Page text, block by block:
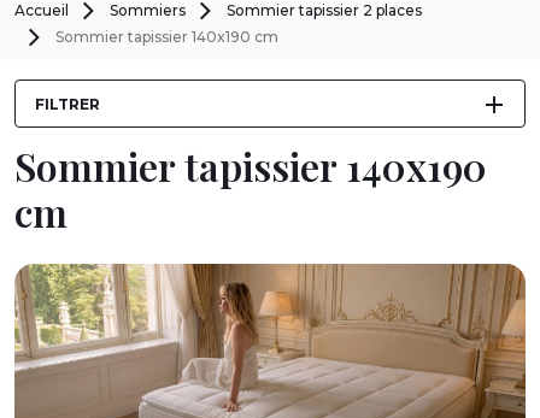
Accueil Sommiers
Sommier tapissier 2 places
Sommier tapissier 140x190 cm
FILTRER
Sommier tapissier 140x190
cm